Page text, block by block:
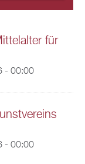
für
- 00:00
- 00:00